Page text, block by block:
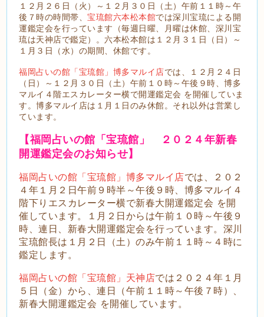
１２月２６日（火）～１２月３０日（土）午前１１時～午
後７時の時間帯、宝琉館六本松本館では深川宝琉による開
運鑑定会を行っています（毎週日曜、月曜は休館、深川宝
琉は天神店で鑑定）。六本松本館は１２月３１日（日）～
１月３日（水）の期間、休館です。
福岡占いの館「宝琉館」博多マルイ店では、１２月２４日
（日）～１２月３０日（土）午前１０時～午後９時、博多
マルイ４階エスカレーター横で開運鑑定会 を開催していま
す。博多マルイ店は１月１日のみ休館。それ以外は営業し
ています。
【福岡占いの館「宝琉館」 ２０２４年新春
開運鑑定会のお知らせ】
福岡占いの館「宝琉館」博多マルイ店では、２０２
４年１月２日午前９時半～午後９時、博多マルイ４
階下りエスカレーター横で新春大開運鑑定会 を開
催しています。１月２日からは午前１０時～午後９
時、連日、新春大開運鑑定会を行っています。深川
宝琉館長は１月２日（土）のみ午前１１時～４時に
鑑定します。
福岡占いの館「宝琉館」天神店では２０２４年１月
５日（金）から、連日（午前１１時～午後７時）、
新春大開運鑑定会 を開催しています。